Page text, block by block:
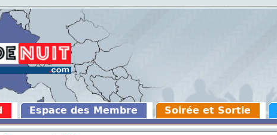
Espace des Membre Soirée et Sortie